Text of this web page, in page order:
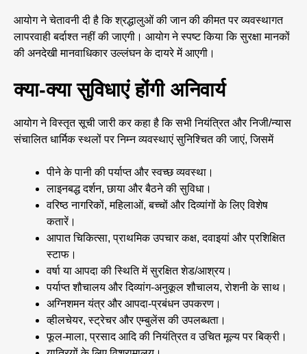
आयोग ने चेतावनी दी है कि श्रद्धालुओं की जान की कीमत पर व्यवस्थागत
लापरवाही बर्दाश्त नहीं की जाएगी। आयोग ने स्पष्ट किया कि सुरक्षा मानकों
की अनदेखी मानवाधिकार उल्लंघन के दायरे में आएगी।
क्या-क्या सुविधाएं होंगी अनिवार्य
आयोग ने विस्तृत सूची जारी कर कहा है कि सभी नियंत्रित और निजी/न्यास
संचालित धार्मिक स्थलों पर निम्न व्यवस्थाएं सुनिश्चित की जाएं, जिसमें
पीने के पानी की पर्याप्त और स्वच्छ व्यवस्था।
लाइनबद्ध दर्शन, छाया और बैठने की सुविधा।
वरिष्ठ नागरिकों, महिलाओं, बच्चों और दिव्यांगों के लिए विशेष
कतारें।
आपात चिकित्सा, प्राथमिक उपचार कक्ष, दवाइयां और प्रशिक्षित
स्टाफ।
वर्षा या आपदा की स्थिति में सुरक्षित शेड/आश्रय।
पर्याप्त शौचालय और दिव्यांग-अनुकूल शौचालय, रोशनी के साथ।
अग्निशमन यंत्र और आपदा-प्रबंधन उपकरण।
व्हीलचेयर, स्ट्रेचर और एम्बुलेंस की उपलब्धता।
फूल-माला, प्रसाद आदि की नियंत्रित व उचित मूल्य पर बिक्री।